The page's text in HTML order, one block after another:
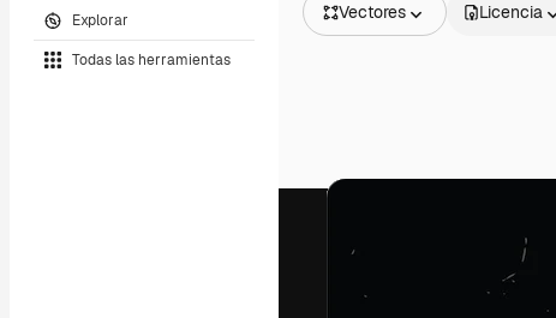
Explorar
Todas las herramientas
Vectores
Vídeos
Plantillas de vídeos
Modelos 3D
Licencia